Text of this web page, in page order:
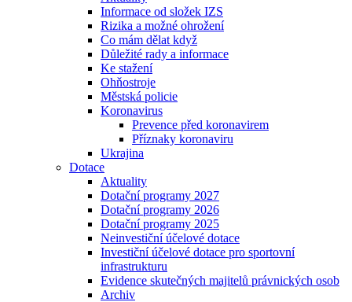
Informace od složek IZS
Rizika a možné ohrožení
Co mám dělat když
Důležité rady a informace
Ke stažení
Ohňostroje
Městská policie
Koronavirus
Prevence před koronavirem
Příznaky koronaviru
Ukrajina
Dotace
Aktuality
Dotační programy 2027
Dotační programy 2026
Dotační programy 2025
Neinvestiční účelové dotace
Investiční účelové dotace pro sportovní
infrastrukturu
Evidence skutečných majitelů právnických osob
Archiv